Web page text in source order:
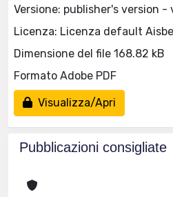
Versione: publisher's version
Licenza: Licenza default
Dimensione del file 168.82 kB
Formato Adobe PDF
Visualizza/Apri
Pubblicazioni consigliate